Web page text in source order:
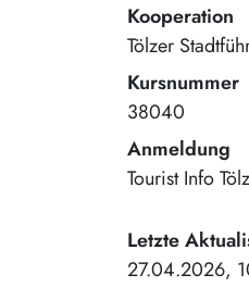
Kooperation
Tölzer
Kursnummer
38040
Anmeldung
Tourist Info
Letzte
27.04.2026,